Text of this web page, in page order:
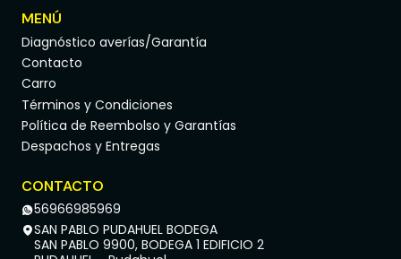
MENÚ
Diagnóstico averías/Garantía
Contacto
Carro
Términos y Condiciones
Política de Reembolso y Garantías
Despachos y Entregas
CONTACTO
56966985969
SAN PABLO PUDAHUEL BODEGA
SAN PABLO 9900, BODEGA 1 EDIFICIO 2